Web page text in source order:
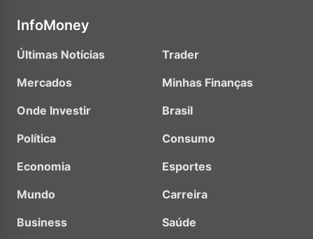
InfoMoney
Últimas Notícias
Mercados
Onde Investir
Política
Economia
Mundo
Business
Trader
Minhas Finanças
Brasil
Consumo
Esportes
Carreira
Saúde